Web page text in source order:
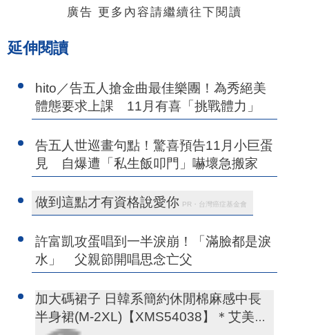
廣告 更多內容請繼續往下閱讀
延伸閱讀
hito／告五人搶金曲最佳樂團！為秀絕美
體態要求上課 11月有喜「挑戰體力」
告五人世巡畫句點！驚喜預告11月小巨蛋
見 自爆遭「私生飯叩門」嚇壞急搬家
做到這點才有資格說愛你 PR・台灣癌症基金會
許富凱攻蛋唱到一半淚崩！「滿臉都是淚
水」 父親節開唱思念亡父
加大碼裙子 日韓系簡約休閒棉麻感中長
半身裙(M-2XL)【XMS54038】＊艾美時